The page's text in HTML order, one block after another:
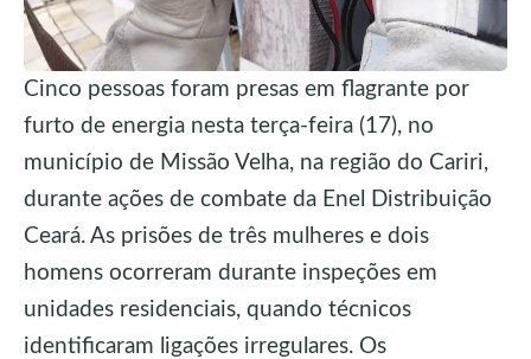
Cinco pessoas foram presas em flagrante por
furto de energia nesta terça-feira (17), no
município de Missão Velha, na região do Cariri,
durante ações de combate da Enel Distribuição
Ceará. As prisões de três mulheres e dois
homens ocorreram durante inspeções em
unidades residenciais, quando técnicos
identificaram ligações irregulares. Os